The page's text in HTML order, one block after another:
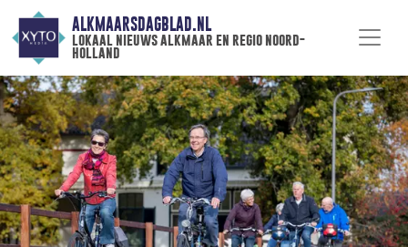
ALKMAARSDAGBLAD.NL
lokaal nieuws alkmaar en regio noord-
holland